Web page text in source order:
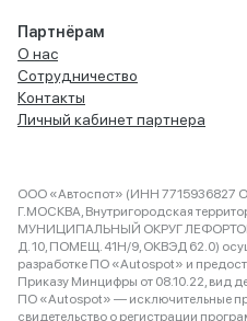
Партнёрам
О нас
Сотрудничество
Контакты
Личный кабинет партнера
ООО «Автоспот» (ИНН 7715936827
Г.МОСКВА, Внутригородская
МУНИЦИПАЛЬНЫЙ ОКРУГ
Д. 10, ПОМЕЩ. 41Н/9, ОКВЭД 62.0)
разработке ПО «Autospot» и
Приказу Минцифры от 08.10.22, вид
ПО «Autospot» — исключительные
свидетельство о регистрации